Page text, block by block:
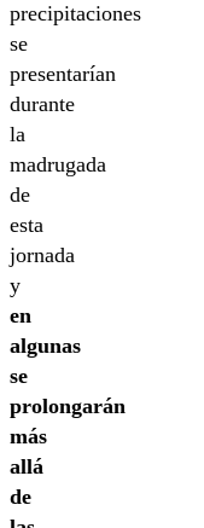
precipitaciones
se
presentarían
durante
la
madrugada
de
esta
jornada
y
en
algunas
se
prolongarán
más
allá
de